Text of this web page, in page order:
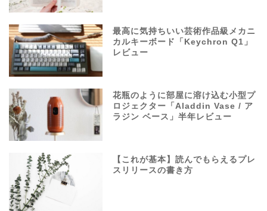
最高に気持ちいい芸術作品級メカニ
カルキーボード「Keychron Q1」
レビュー
花瓶のように部屋に溶け込む小型プ
ロジェクター「Aladdin Vase / ア
ラジン ベース」半年レビュー
【これが基本】読んでもらえるプレ
スリリースの書き方